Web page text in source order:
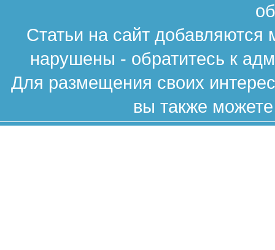
Статьи на сайт
нарушены - обратитесь к
Для размещения своих
вы также